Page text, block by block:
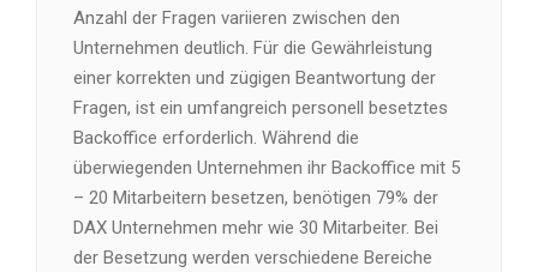
Anzahl der Fragen variieren zwischen den
Unternehmen deutlich. Für die Gewährleistung
einer korrekten und zügigen Beantwortung der
Fragen, ist ein umfangreich personell besetztes
Backoffice erforderlich. Während die
überwiegenden Unternehmen ihr Backoffice mit 5
– 20 Mitarbeitern besetzen, benötigen 79% der
DAX Unternehmen mehr wie 30 Mitarbeiter. Bei
der Besetzung werden verschiedene Bereiche